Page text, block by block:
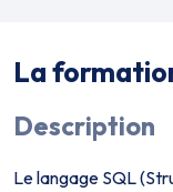
La
Description
Le langage SQL